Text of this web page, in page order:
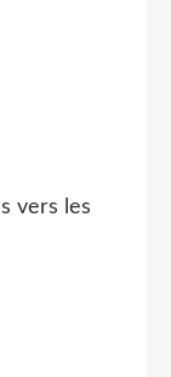
vers les